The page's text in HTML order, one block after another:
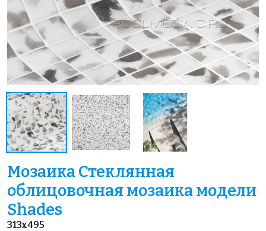
Мозаика Стеклянная
облицовочная мозаика модели
Shades
313x495